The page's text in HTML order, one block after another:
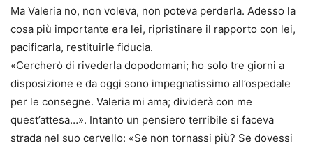
Ma Valeria no, non voleva, non poteva perderla. Adesso la
cosa più importante era lei, ripristinare il rapporto con lei,
pacificarla, restituirle fiducia.
«Cercherò di rivederla dopodomani; ho solo tre giorni a
disposizione e da oggi sono impegnatissimo all’ospedale
per le consegne. Valeria mi ama; dividerà con me
quest’attesa…». Intanto un pensiero terribile si faceva
strada nel suo cervello: «Se non tornassi più? Se dovessi